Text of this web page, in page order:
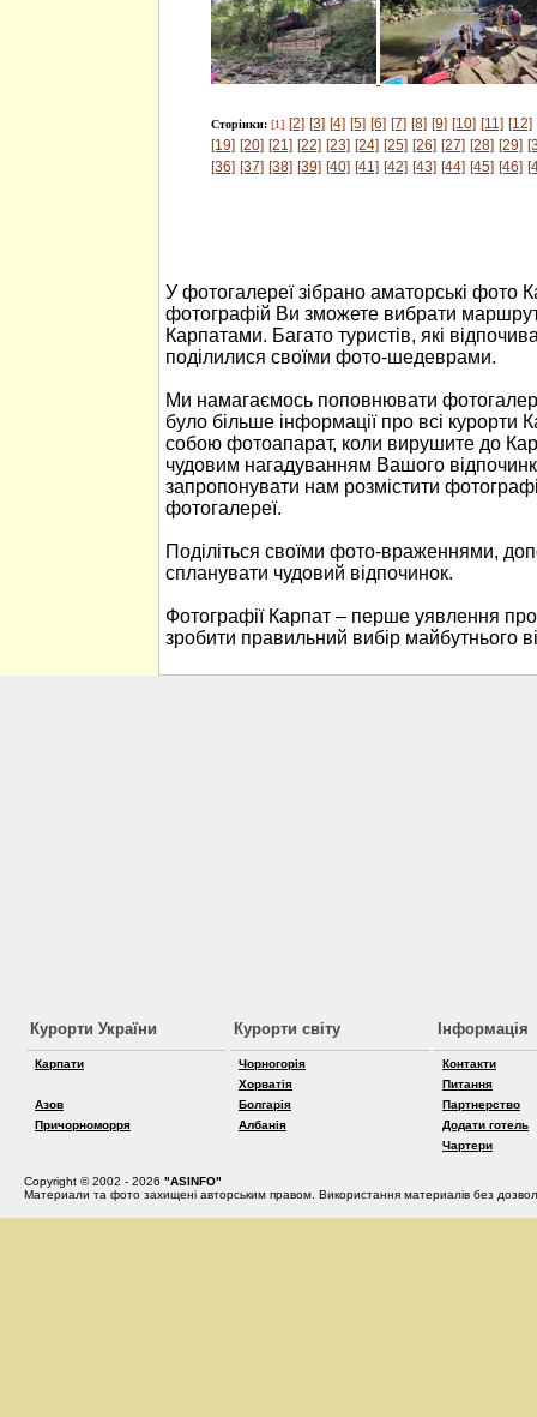
Сторінки: [1] [2] [3] [4] [5] [6] [7] [8] [9] [10] [11] [12]
[19] [20] [21] [22] [23] [24] [25] [26] [27] [28] [29]
[36] [37] [38] [39] [40] [41] [42] [43] [44] [45] [46]
У фотогалереї зібрано аматорські фото
фотографій Ви зможете вибрати
Карпатами. Багато туристів, які
поділилися своїми фото-шедеврами.
Ми намагаємось поповнювати
було більше інформації про всі курорти
собою фотоапарат, коли вирушите до
чудовим нагадуванням Вашого
запропонувати нам розмістити
фотогалереї.
Поділіться своїми фото-враженнями,
спланувати чудовий відпочинок.
Фотографії Карпат – перше уявлення
зробити правильний вибір майбутнього
Курорти України
Карпати
Азов
Причорноморря
Курорти світу
Чорногорія
Хорватія
Болгарія
Албанія
Інформація
Контакти
Питання
Партнерство
Додати готель
Чартери
Copyright © 2002 - 2026 "ASINFO"
Материали та фото захищені авторським правом. Використання материалів без